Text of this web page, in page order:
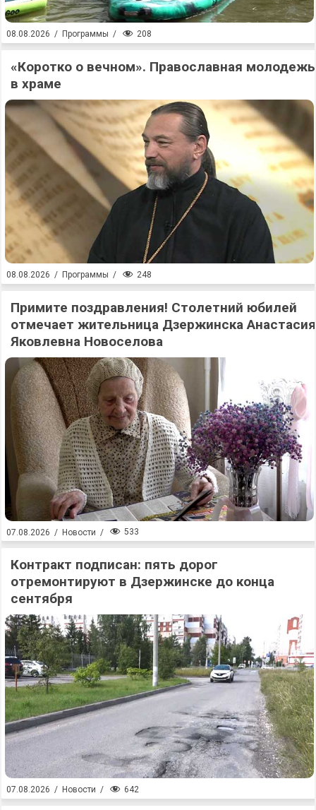
08.08.2026 / Программы / 208
«Коротко о вечном». Православная молодежь
в храме
08.08.2026 / Программы / 248
Примите поздравления! Столетний юбилей
отмечает жительница Дзержинска Анастасия
Яковлевна Новоселова
07.08.2026 / Новости / 533
Контракт подписан: пять дорог
отремонтируют в Дзержинске до конца
сентября
07.08.2026 / Новости / 642